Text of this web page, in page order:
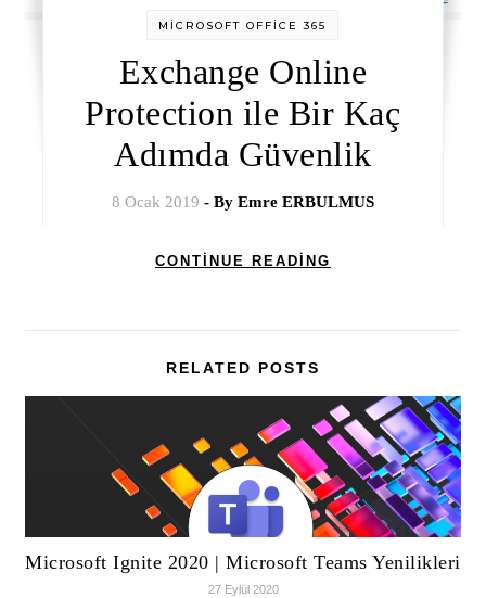
MİCROSOFT OFFİCE 365
Exchange Online
Protection ile Bir Kaç
Adımda Güvenlik
8 Ocak 2019 - By Emre ERBULMUS
CONTINUE READING
RELATED POSTS
Microsoft Ignite 2020 | Microsoft Teams Yenilikleri
27 Eylül 2020